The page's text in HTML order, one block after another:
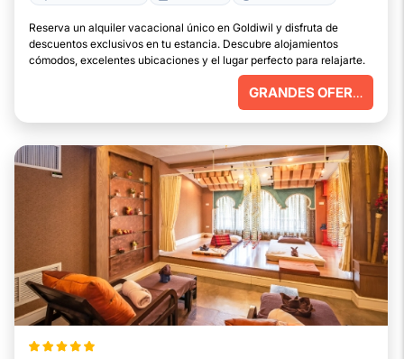
Reserva un alquiler vacacional único en Goldiwil y disfruta de
descuentos exclusivos en tu estancia. Descubre alojamientos
cómodos, excelentes ubicaciones y el lugar perfecto para relajarte.
GRANDES OFERTAS